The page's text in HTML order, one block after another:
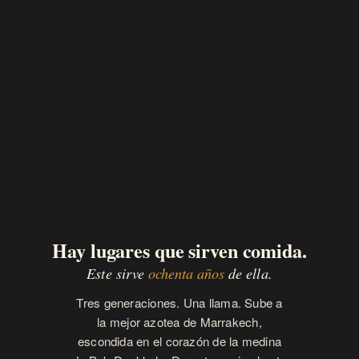
Hay lugares que sirven comida.
Este sirve ochenta años de ella.
Tres generaciones. Una llama. Sube a
la mejor azotea de Marrakech,
escondida en el corazón de la medina